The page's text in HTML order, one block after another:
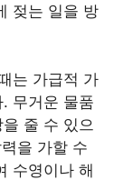
젖는 일을 방
는 가급적 가
무거운 물품
줄 수 있으
을 가할 수
수영이나 해